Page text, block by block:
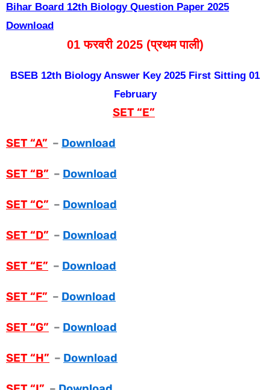
Bihar Board 12th Biology Question Paper 2025
Download
01 फरवरी 2025 (प्रथम पाली)
BSEB 12th Biology Answer Key 2025 First Sitting 01
February
SET “E”
SET “A” – Download
SET “B” – Download
SET “C” – Download
SET “D” – Download
SET “E” – Download
SET “F” – Download
SET “G” – Download
SET “H” – Download